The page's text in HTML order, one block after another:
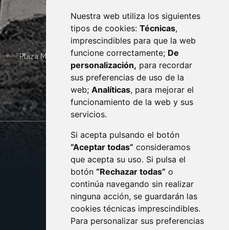
Nuestra web utiliza los siguientes
tipos de cookies: Técnicas,
imprescindibles para que la web
funcione correctamente; De
personalización, para recordar
sus preferencias de uso de la
web; Analíticas, para mejorar el
funcionamiento de la web y sus
servicios.
Si acepta pulsando el botón
“Aceptar todas” consideramos
que acepta su uso. Si pulsa el
botón “Rechazar todas” o
continúa navegando sin realizar
ninguna acción, se guardarán las
cookies técnicas imprescindibles.
Para personalizar sus preferencias
Plaza Mayor 4 22400 MONZÓN - ARAGÓN (ESPAÑA)
· (34) 974 400 700 ·
sac@monzon.es
monzon.es
CONTACTO
AVISO LEGAL
PROTECCIÓN DE DATOS
POLÍTICA DE COOKIES
ACCESIBILIDAD
ENLACE EXTERNO AL